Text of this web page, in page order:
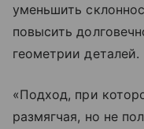
уменьшить
повысить
геометрии деталей.
«Подход, при
размягчая, но не